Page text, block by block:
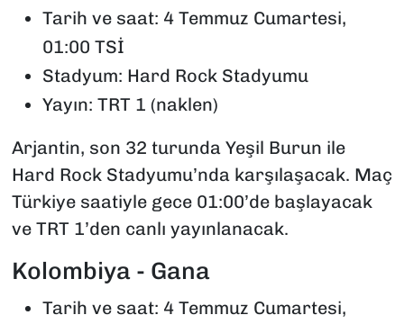
Tarih ve saat: 4 Temmuz Cumartesi,
01:00 TSİ
Stadyum: Hard Rock Stadyumu
Yayın: TRT 1 (naklen)
Arjantin, son 32 turunda Yeşil Burun ile
Hard Rock Stadyumu’nda karşılaşacak. Maç
Türkiye saatiyle gece 01:00’de başlayacak
ve TRT 1’den canlı yayınlanacak.
Kolombiya - Gana
Tarih ve saat: 4 Temmuz Cumartesi,